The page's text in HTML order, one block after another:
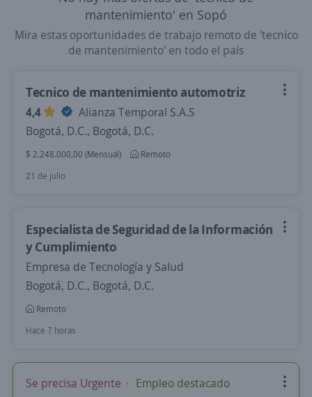
mantenimiento' en Sopó
Mira estas oportunidades de trabajo remoto de 'tecnico
de mantenimiento' en todo el país
Tecnico de mantenimiento automotriz
4,4
Alianza Temporal S.A.S
Bogotá, D.C., Bogotá, D.C.
$ 2.248.000,00 (Mensual)
Remoto
21 de julio
Especialista de Seguridad de la Información
y Cumplimiento
Empresa de Tecnología y Salud
Bogotá, D.C., Bogotá, D.C.
Remoto
Hace 7 horas
Se precisa Urgente Empleo destacado